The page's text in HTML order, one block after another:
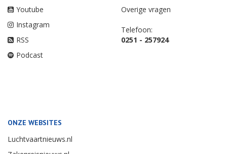
Youtube
Instagram
RSS
Podcast
Overige vragen
Telefoon:
0251 - 257924
ONZE WEBSITES
Luchtvaartnieuws.nl